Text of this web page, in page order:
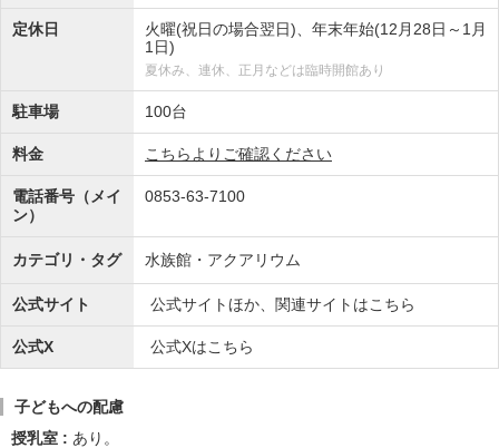
定休日
火曜(祝日の場合翌日)、年末年始(12月28日～1月
1日)
夏休み、連休、正月などは臨時開館あり
駐車場 100台
料金 こちらよりご確認ください
電話番号（メイ
ン）
0853-63-7100
カテゴリ・タグ 水族館・アクアリウム
公式サイト 公式サイトほか、関連サイトはこちら
公式X 公式Xはこちら
子どもへの配慮
授乳室
あり。